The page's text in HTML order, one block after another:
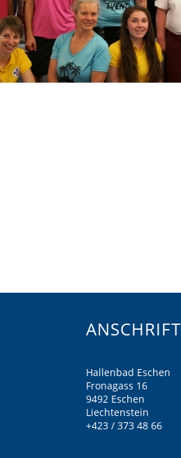
ANSCHRIFT
Hallenbad Eschen
Fronagass 16
9492 Eschen
Liechtenstein
+423 / 373 48 66